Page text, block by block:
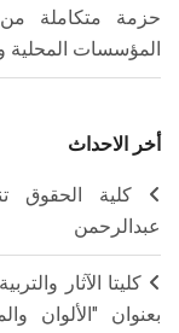
حزمة متكاملة من
المؤسسات المحلية
أخر الاحداث
كلية الحقوق
عبدالرحمن
كليتا الآثار
بعنوان "الألوان